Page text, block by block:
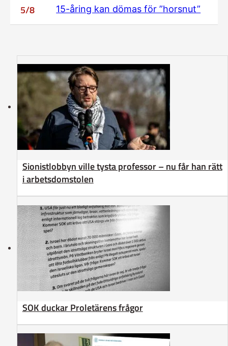
5/8 15-åring kan dömas för ”horsnut”
Sionistlobbyn ville tysta professor – nu får han rätt
i arbetsdomstolen
SOK duckar Proletärens frågor